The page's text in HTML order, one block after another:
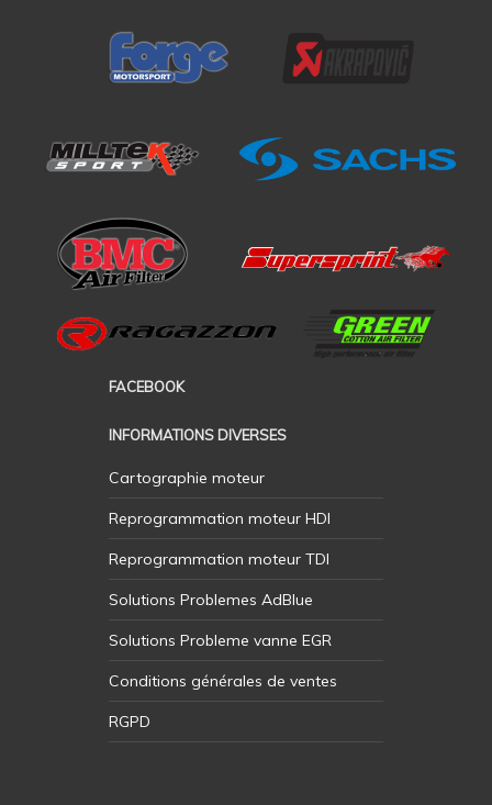
FACEBOOK
INFORMATIONS DIVERSES
Cartographie moteur
Reprogrammation moteur HDI
Reprogrammation moteur TDI
Solutions Problemes AdBlue
Solutions Probleme vanne EGR
Conditions générales de ventes
RGPD